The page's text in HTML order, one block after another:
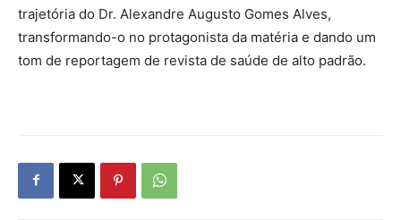
trajetória do Dr. Alexandre Augusto Gomes Alves,
transformando-o no protagonista da matéria e dando um
tom de reportagem de revista de saúde de alto padrão.